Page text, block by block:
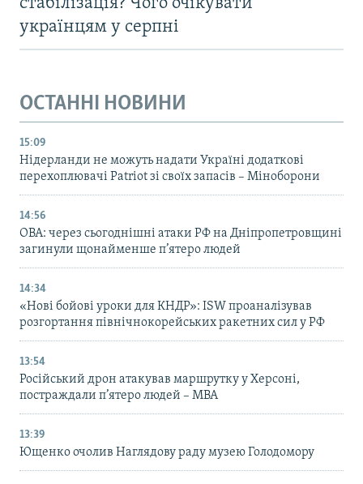
стабілізація? Чого очікувати
українцям у серпні
ОСТАННІ НОВИНИ
15:09
Нідерланди не можуть надати Україні додаткові
перехоплювачі Patriot зі своїх запасів – Міноборони
14:56
ОВА: через сьогоднішні атаки РФ на Дніпропетровщині
загинули щонайменше п’ятеро людей
14:34
«Нові бойові уроки для КНДР»: ISW проаналізував
розгортання північнокорейських ракетних сил у РФ
13:54
Російський дрон атакував маршрутку у Херсоні,
постраждали п’ятеро людей – МВА
13:39
Ющенко очолив Наглядову раду музею Голодомору